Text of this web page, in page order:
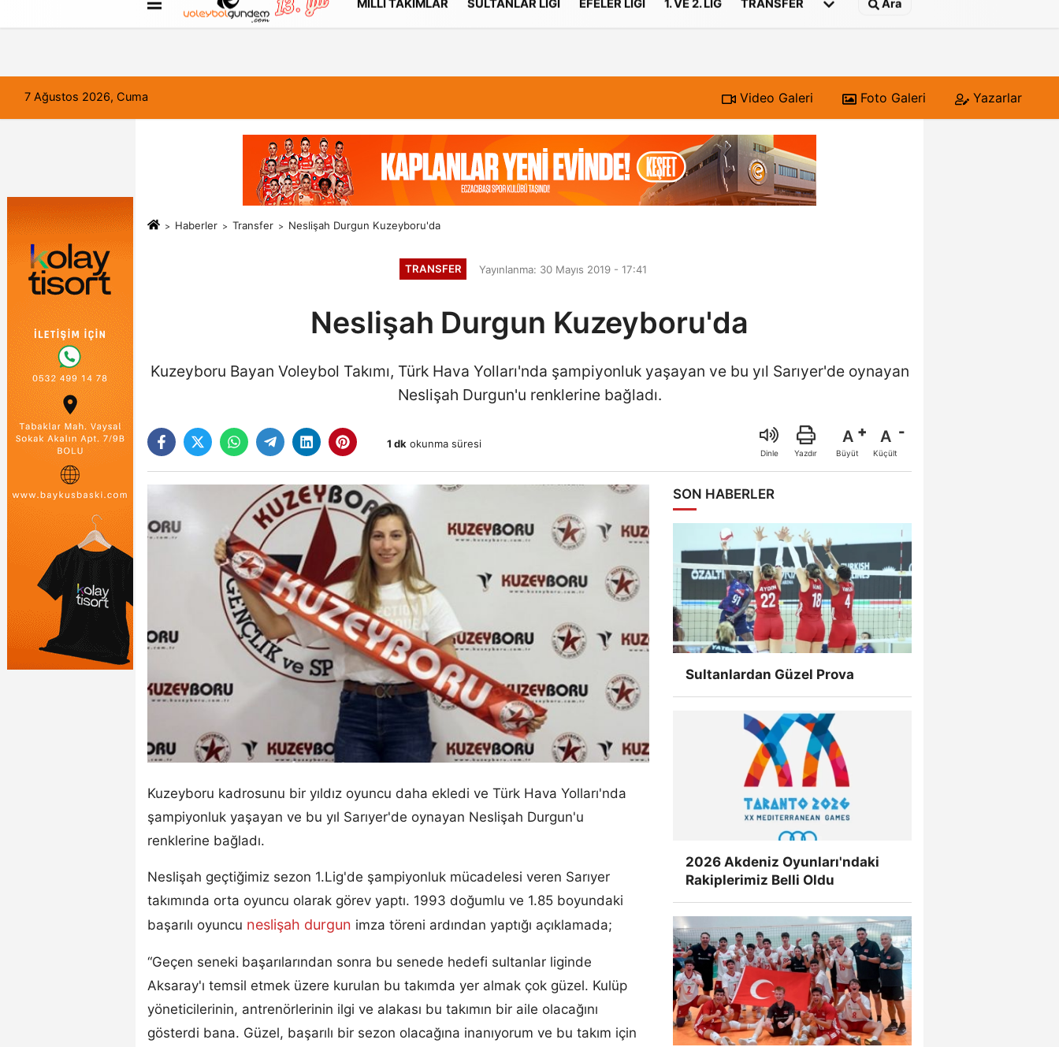
FORUM Haber Gönder Künye
MILLI TAKIMLAR SULTANLAR LIGI EFELER LIGI 1. VE 2. LIG TRANSFER Ara
7 Ağustos 2026, Cuma Video Galeri Foto Galeri Yazarlar
Haberler Transfer Neslişah Durgun Kuzeyboru'da
TRANSFER Yayınlanma: 30 Mayıs 2019 - 17:41
Neslişah Durgun Kuzeyboru'da
Kuzeyboru Bayan Voleybol Takımı, Türk Hava Yolları'nda şampiyonluk yaşayan ve bu yıl Sarıyer'de oynayan
Neslişah Durgun'u renklerine bağladı.
1 dk okunma süresi
Dinle Yazdır
A
Büyüt
A
Küçült
Kuzeyboru kadrosunu bir yıldız oyuncu daha ekledi ve Türk Hava Yolları'nda
şampiyonluk yaşayan ve bu yıl Sarıyer'de oynayan Neslişah Durgun'u
renklerine bağladı.
Neslişah geçtiğimiz sezon 1.Lig'de şampiyonluk mücadelesi veren Sarıyer
takımında orta oyuncu olarak görev yaptı. 1993 doğumlu ve 1.85 boyundaki
başarılı oyuncu neslişah durgun imza töreni ardından yaptığı açıklamada;
“Geçen seneki başarılarından sonra bu senede hedefi sultanlar liginde
Aksaray'ı temsil etmek üzere kurulan bu takımda yer almak çok güzel. Kulüp
yöneticilerinin, antrenörlerinin ilgi ve alakası bu takımın bir aile olacağını
gösterdi bana. Güzel, başarılı bir sezon olacağına inanıyorum ve bu takım için
SON HABERLER
Sultanlardan Güzel Prova
2026 Akdeniz Oyunları'ndaki
Rakiplerimiz Belli Oldu